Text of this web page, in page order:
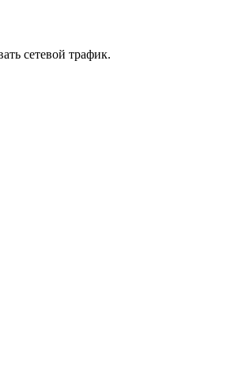
сетевой трафик.